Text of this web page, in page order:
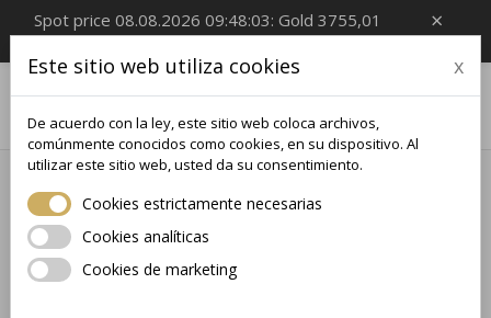
×
Spot price 08.08.2026 09:48:03: Gold 3755,01
EUR/Oz, Silver 54,99 EUR/Oz

Oro
Este sitio web utiliza cookies x
De acuerdo con la ley, este sitio web coloca archivos,
comúnmente conocidos como cookies, en su dispositivo. Al
utilizar este sitio web, usted da su consentimiento.
Cookies estrictamente necesarias
Cookies analíticas
Cookies de marketing